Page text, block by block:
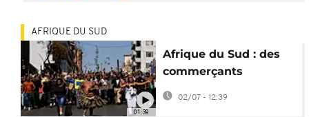
01:39
AFRIQUE DU SUD
Afrique du Sud : des
commerçants
déplorent les pillages
lors des
02/07 - 12:39